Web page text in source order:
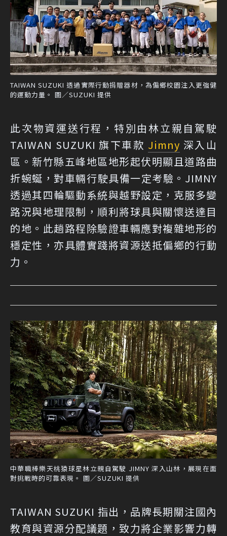
TAIWAN SUZUKI 透過實際行動捐贈器材，為偏鄉校園注入更強健
的運動力量。 圖／SUZUKI 提供
此次物資運送行程，特別由林立親自駕駛
TAIWAN SUZUKI 旗下車款 Jimny 深入山
區。新竹縣五峰地區地形起伏明顯且道路曲
折蜿蜒，對車輛行駛具備一定考驗。JIMNY
透過其四輪驅動系統與越野設定，克服多變
路況與地理限制，順利將球具與關懷送達目
的地。此趟路程除驗證車輛應對複雜地形的
穩定性，亦具體實踐將資源送抵偏鄉的行動
力。
中華職棒樂天桃猿球星林立親自駕駛 JIMNY 深入山林，展現在面
對挑戰時的可靠表現。 圖／SUZUKI 提供
TAIWAN SUZUKI 指出，品牌長期關注國內
教育與資源分配議題，致力將企業影響力轉